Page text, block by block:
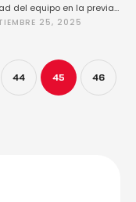
del equipo en la previa
de mañana (viernes,
25, 2025
44 45 46